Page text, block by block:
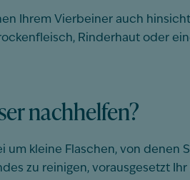
Ihrem Vierbeiner auch
Rinderhaut oder
nachhelfen?
kleine Flaschen, von denen
zu reinigen, vorausgesetzt